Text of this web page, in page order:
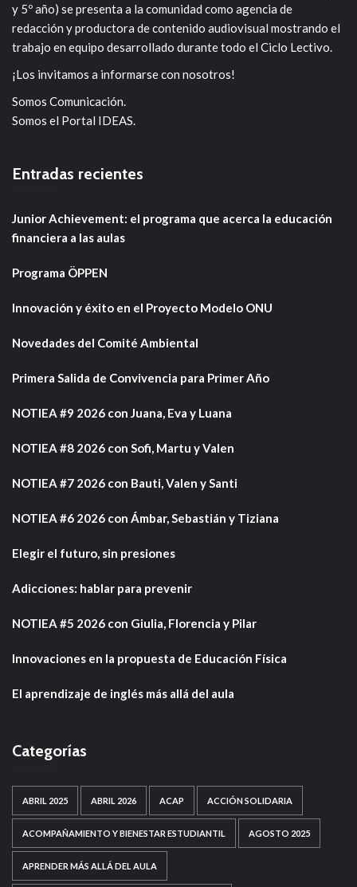
y 5º año) se presenta a la comunidad como agencia de
redacción y productora de contenido audiovisual mostrando el
trabajo en equipo desarrollado durante todo el Ciclo Lectivo.
¡Los invitamos a informarse con nosotros!
Somos Comunicación.
Somos el Portal IDEAS.
Entradas recientes
Junior Achievement: el programa que acerca la educación
financiera a las aulas
Programa ÖPPEN
Innovación y éxito en el Proyecto Modelo ONU
Novedades del Comité Ambiental
Primera Salida de Convivencia para Primer Año
NOTIEA #9 2026 con Juana, Eva y Luana
NOTIEA #8 2026 con Sofi, Martu y Valen
NOTIEA #7 2026 con Bauti, Valen y Santi
NOTIEA #6 2026 con Ámbar, Sebastián y Tiziana
Elegir el futuro, sin presiones
Adicciones: hablar para prevenir
NOTIEA #5 2026 con Giulia, Florencia y Pilar
Innovaciones en la propuesta de Educación Física
El aprendizaje de inglés más allá del aula
Categorías
ABRIL 2025 ABRIL 2026 ACAP ACCIÓN SOLIDARIA
ACOMPAÑAMIENTO Y BIENESTAR ESTUDIANTIL AGOSTO 2025
APRENDER MÁS ALLÁ DEL AULA